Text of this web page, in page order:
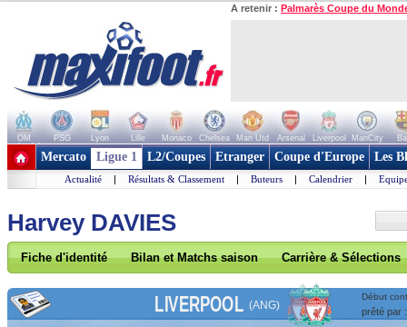
A retenir : Palmarès Coupe du
OM PSG Lyon Lille Monaco Chelsea Man Utd Arsenal Liverpool ManCity
+ de clubs
Mercato Ligue 1 L2/Coupes Etranger Coupe d'Europe Les
Actualité | Résultats & Classement | Buteurs | Calendrier |
Harvey DAVIES
Fiche d'identité Bilan et Matchs saison Carrière & Sélections
LIVERPOOL (ANG)
Début
prêté par